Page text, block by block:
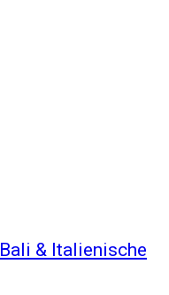
& Italienische